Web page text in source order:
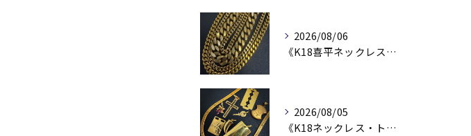
2026/08/06
《K18喜平ネックレス・ブレスレット》
2026/08/05
《K18ネックレス・トップ》